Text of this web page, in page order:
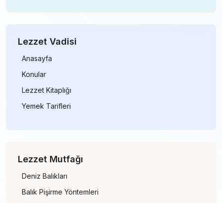
Lezzet Vadisi
Anasayfa
Konular
Lezzet Kitaplığı
Yemek Tarifleri
Lezzet Mutfağı
Deniz Balıkları
Balık Pişirme Yöntemleri